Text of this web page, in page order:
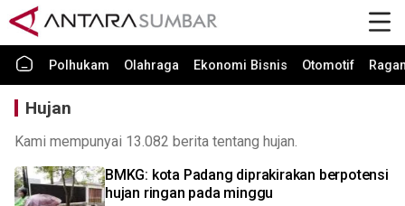
Polhukam Olahraga Ekonomi Bisnis Otomotif
Hujan
Kami mempunyai 13.082 berita tentang hujan.
BMKG: kota Padang diprakirakan berpotensi
hujan ringan pada minggu